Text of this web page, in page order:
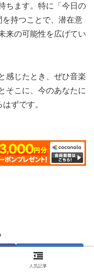
ちます。特に「今日の
持つことで、潜在意
来の可能性を広げてい
感じたとき、ぜひ音楽
そこに、今のあなたに
ずです。
人気記事